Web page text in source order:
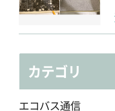
カテゴリ
エコバス通信